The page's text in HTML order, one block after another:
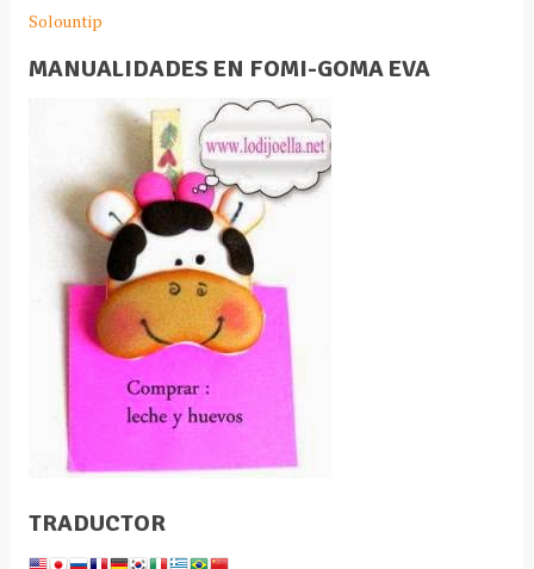
Solountip
MANUALIDADES EN FOMI-GOMA EVA
TRADUCTOR